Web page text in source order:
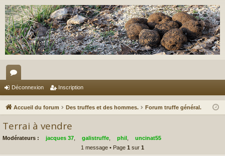
or
u
Déconnexion Inscription
Accueil du forum Des truffes et des hommes. Forum truffe général.
Terrai à vendre
Modérateurs : jacques 37 galistruffe phil
uncinat55
1 message • Page 1 sur 1